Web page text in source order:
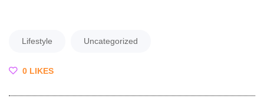
Lifestyle Uncategorized
0 LIKES